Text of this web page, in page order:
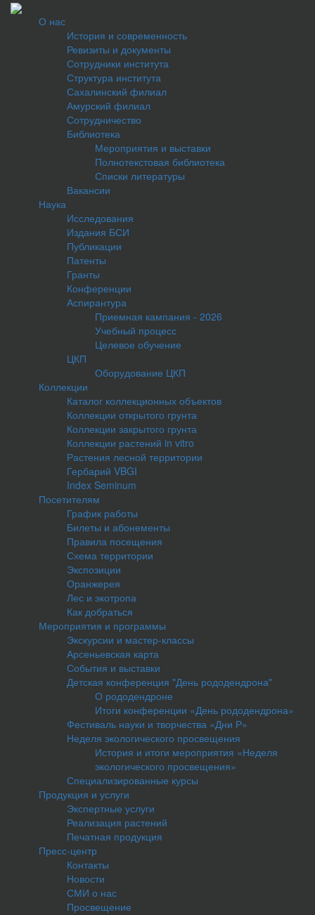
О нас
История и современность
Ревизиты и документы
Сотрудники института
Структура института
Сахалинский филиал
Амурский филиал
Сотрудничество
Библиотека
Мероприятия и выставки
Полнотекстовая библиотека
Списки литературы
Вакансии
Наука
Исследования
Издания БСИ
Публикации
Патенты
Гранты
Конференции
Аспирантура
Приемная кампания - 2026
Учебный процесс
Целевое обучение
ЦКП
Оборудование ЦКП
Коллекции
Каталог коллекционных объектов
Коллекции открытого грунта
Коллекции закрытого грунта
Коллекции растений in vitro
Растения лесной территории
Гербарий VBGI
Index Seminum
Посетителям
График работы
Билеты и абонементы
Правила посещения
Схема территории
Экспозиции
Оранжерея
Лес и экотропа
Как добраться
Мероприятия и программы
Экскурсии и мастер-классы
Арсеньевская карта
События и выставки
Детская конференция "День рододендрона"
О рододендроне
Итоги конференции «День рододендрона»
Фестиваль науки и творчества «Дни Р»
Неделя экологического просвещения
История и итоги мероприятия «Неделя
экологического просвещения»
Специализированные курсы
Продукция и услуги
Экспертные услуги
Реализация растений
Печатная продукция
Пресс-центр
Контакты
Новости
СМИ о нас
Просвещение